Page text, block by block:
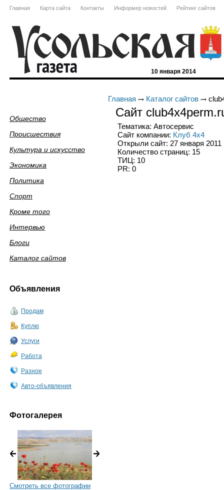
Главная Карта сайта Контакты Информер новостей Рейтинг сайтов
10 января 2014
Общество
Происшествия
Культура и искусство
Экономика
Политика
Спорт
Кроме того
Интервью
Блоги
Каталог сайтов
Объявления
Продам
Куплю
Услуги
Работа
Разное
Авто-объявления
Фотогалерея
Смотреть все фотографии
Главная Каталог сайтов
Сайт
Тематика: Автосервис
Сайт компании: Клуб 4x4
Открыли сайт: 27 января 2011
Количество страниц: 15
ТИЦ: 10
PR: 0